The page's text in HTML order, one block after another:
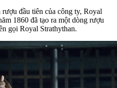
đầu tiên của công ty, Royal
1860 đã tạo ra một dòng rượu
gọi Royal Strathythan.